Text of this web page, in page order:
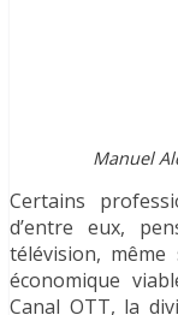
Manuel
Certains
d’entre eux,
télévision, même
économique
Canal OTT, la